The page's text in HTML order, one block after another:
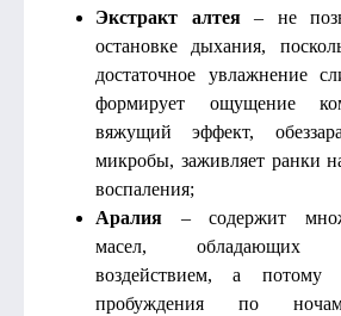
Экстракт алтея– не
остановке дыхания,
достаточное увлажнение
формирует ощущение
вяжущий эффект,
микробы, заживляет ранки
воспаления;
Аралия – содержит
масел, обладающих
воздействием, а потому
пробуждения по